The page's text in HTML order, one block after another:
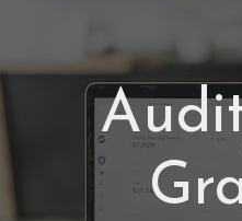
Formations
Conseils et Astuces